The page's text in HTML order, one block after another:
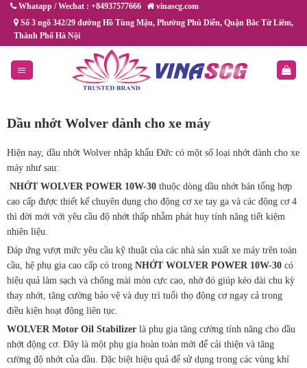
ChuyểnWhatapp / Wechat : +84937577666
vinascg.com
Số 3 ngõ 342/29 đường Hồ Tùng Mậu, Phường Phú Diễn, Quận Bắc Từ Liêm,
Thành Phố Hà Nội
Dầu nhớt Wolver dành cho xe máy
Hiện nay, dầu nhớt Wolver nhập khẩu Đức có một số loại nhớt dành cho xe
máy như sau:
NHỚT WOLVER POWER 10W-30thuộc dòng dầu nhớt bán tổng hợp
cao cấp được thiết kế chuyên dụng cho động cơ xe tay ga và các động cơ 4
thì đời mới với yêu cầu độ nhớt thấp nhằm phát huy tính năng tiết kiệm
nhiên liệu.
Đáp ứng vượt mức yêu cầu kỹ thuật của các nhà sản xuất xe máy trên toàn
cầu, hệ phụ gia cao cấp có trong NHỚT WOLVER POWER 10W-30có
hiệu quả làm sạch và chống mài mòn cực cao, nhờ đó giúp kéo dài chu kỳ
thay nhớt, tăng cường bảo vệ và duy trì tuổi thọ động cơ ngay cả trong
điều kiện hoạt động liên tục.
WOLVER Motor Oil Stabilizerlà phụ gia tăng cường tính năng cho dầu
nhớt động cơ. Đây là một phụ gia hoàn toàn mới để cải thiện và tăng
cường độ nhớt của dầu. Đặc biệt hiệu quả để sử dụng trong các vùng khí